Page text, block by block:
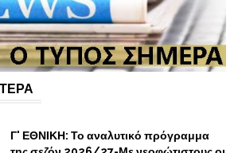
Γ' ΕΘΝΙΚΗ: Το αναλυτικό πρόγραμμα